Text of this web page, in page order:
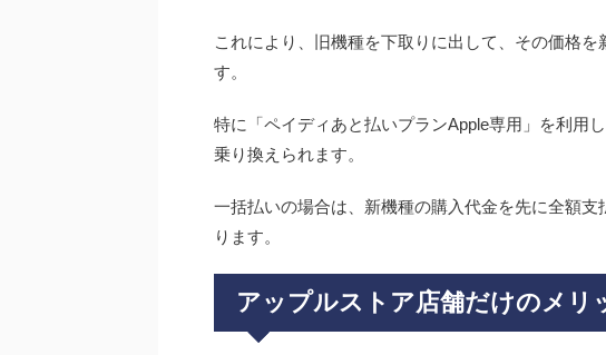
これにより、旧機種を下取りに出して、その価格
す。
特に「ペイディあと払いプランApple専用」を利用
乗り換えられます。
一括払いの場合は、新機種の購入代金を先に全額
ります。
アップルストア店舗だけのメリ